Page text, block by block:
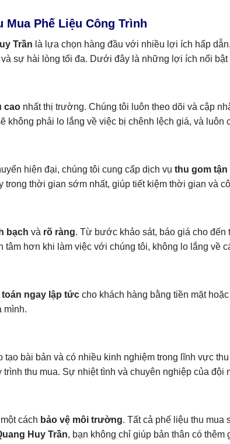
Mua Phế Liệu Công Trình
Trần là lựa chọn hàng đầu với nhiều lợi ích hấp
sự hài lòng tối đa. Dưới đây là những lợi ích nổi bật
cao nhất thị trường. Chúng tôi luôn theo dõi và cập
không phải lo lắng về việc bị chênh lệch giá, và
hiện đại, chúng tôi cung cấp dịch vụ thu gom
trong thời gian sớm nhất, giúp tiết kiệm thời gian và
bạch và rõ ràng. Từ bước khảo sát, báo giá cho đến
hơn khi làm việc với chúng tôi, không lo lắng về
ngay lập tức cho khách hàng bằng tiền mặt
mình.
tạo bài bản và có nhiều kinh nghiệm trong lĩnh vực
thu mua. Sự nhiệt tình và chuyên nghiệp của
cách bảo vệ môi trường. Tất cả phế liệu thu mua
Huy Trần, bạn không chỉ giúp bản thân có